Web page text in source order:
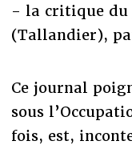
- la critique du
(Tallandier),
Ce journal
sous
fois, est,